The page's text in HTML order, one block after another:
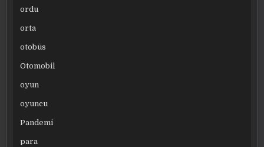
ordu
orta
otobüs
Otomobil
oyun
oyuncu
Pandemi
para